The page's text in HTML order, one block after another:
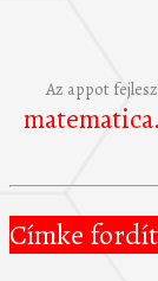
Az appot
Címke